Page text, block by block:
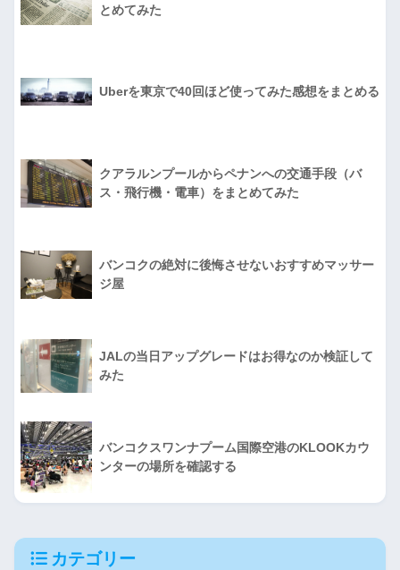
とめてみた
Uberを東京で40回ほど使ってみた感想をまとめる
クアラルンプールからペナンへの交通手段（バ
ス・飛行機・電車）をまとめてみた
バンコクの絶対に後悔させないおすすめマッサー
ジ屋
JALの当日アップグレードはお得なのか検証して
みた
バンコクスワンナプーム国際空港のKLOOKカウ
ンターの場所を確認する
カテゴリー